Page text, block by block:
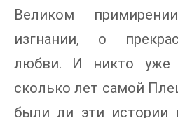
Великом
изгнании, о
любви. И никто уже
сколько лет самой
были ли эти истории